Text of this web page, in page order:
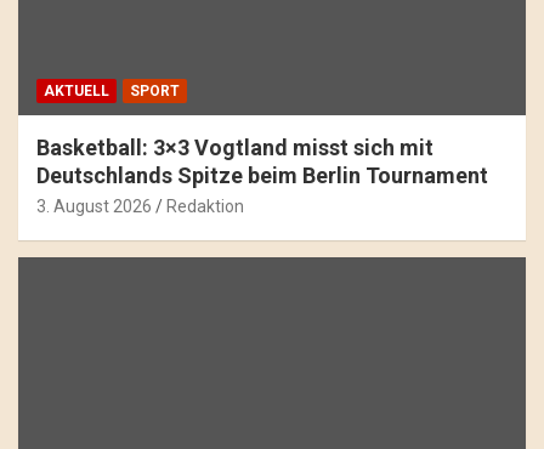
AKTUELL SPORT
Basketball: 3×3 Vogtland misst sich mit
Deutschlands Spitze beim Berlin Tournament
3. August 2026 Redaktion